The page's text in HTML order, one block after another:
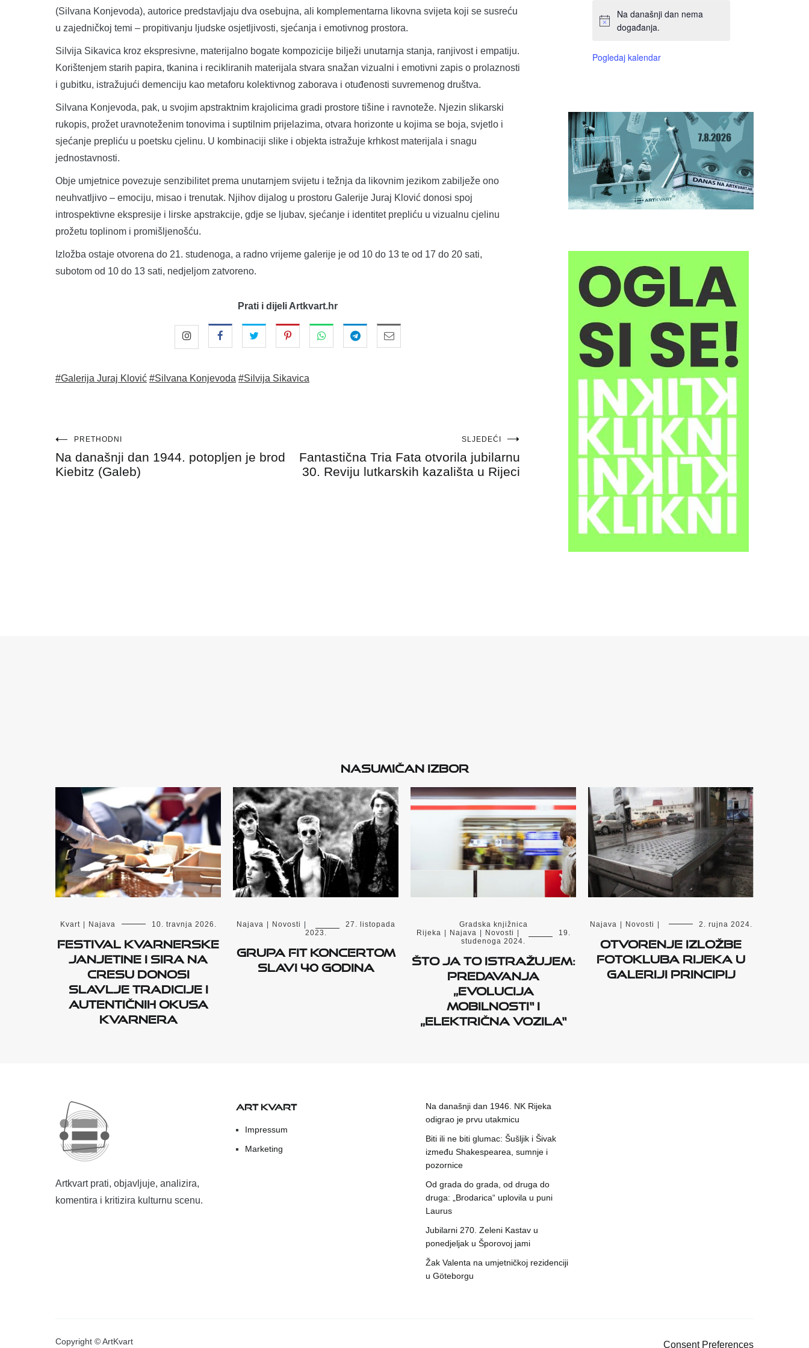
(Silvana Konjevoda), autorice predstavljaju dva osebujna, ali komplementarna likovna svijeta koji se susreću
u zajedničkoj temi – propitivanju ljudske osjetljivosti, sjećanja i emotivnog prostora.
Silvija Sikavica kroz ekspresivne, materijalno bogate kompozicije bilježi unutarnja stanja, ranjivost i empatiju.
Korištenjem starih papira, tkanina i recikliranih materijala stvara snažan vizualni i emotivni zapis o prolaznosti
i gubitku, istražujući demenciju kao metaforu kolektivnog zaborava i otuđenosti suvremenog društva.
Silvana Konjevoda, pak, u svojim apstraktnim krajolicima gradi prostore tišine i ravnoteže. Njezin slikarski
rukopis, prožet uravnoteženim tonovima i suptilnim prijelazima, otvara horizonte u kojima se boja, svjetlo i
sjećanje prepliću u poetsku cjelinu. U kombinaciji slike i objekta istražuje krhkost materijala i snagu
jednostavnosti.
Obje umjetnice povezuje senzibilitet prema unutarnjem svijetu i težnja da likovnim jezikom zabilježe ono
neuhvatljivo – emociju, misao i trenutak. Njihov dijalog u prostoru Galerije Juraj Klović donosi spoj
introspektivne ekspresije i lirske apstrakcije, gdje se ljubav, sjećanje i identitet prepliću u vizualnu cjelinu
prožetu toplinom i promišljenošću.
Izložba ostaje otvorena do 21. studenoga, a radno vrijeme galerije je od 10 do 13 te od 17 do 20 sati,
subotom od 10 do 13 sati, nedjeljom zatvoreno.
Prati i dijeli Artkvart.hr
#Galerija Juraj Klović #Silvana Konjevoda #Silvija Sikavica
Navigacija
objava
PRETHODNI
Na današnji dan 1944. potopljen je brod
Kiebitz (Galeb)
SLJEDEĆI
Fantastična Tria Fata otvorila jubilarnu
30. Reviju lutkarskih kazališta u Rijeci
Na današnji dan nema
događanja.
Pogledaj kalendar
Nasumičan izbor
Kvart Najava 10. travnja 2026.
Festival kvarnerske
janjetine i sira na
Cresu donosi
slavlje tradicije i
autentičnih okusa
Kvarnera
Najava Novosti
27. listopada
2023.
Grupa Fit koncertom
slavi 40 godina
Gradska knjižnica
Rijeka
Najava Novosti
19.
studenoga 2024.
Što ja to istražujem:
predavanja
„Evolucija
mobilnosti“ i
„Električna vozila“
Najava Novosti 2. rujna 2024.
Otvorenje izložbe
Fotokluba Rijeka u
Galeriji Principij
Artkvart prati, objavljuje, analizira,
komentira i kritizira kulturnu scenu.
ART KVART
Impressum
Marketing
Na današnji dan 1946. NK Rijeka
odigrao je prvu utakmicu
Biti ili ne biti glumac: Šušljik i Šivak
između Shakespearea, sumnje i
pozornice
Od grada do grada, od druga do
druga: „Brodarica“ uplovila u puni
Laurus
Jubilarni 270. Zeleni Kastav u
ponedjeljak u Šporovoj jami
Žak Valenta na umjetničkoj rezidenciji
u Göteborgu
Copyright © ArtKvart Consent Preferences